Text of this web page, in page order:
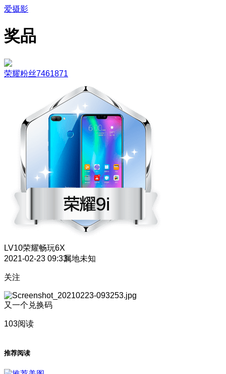
爱摄影
奖品
荣耀粉丝7461871
LV10荣耀畅玩6X
2021-02-23 09:33属地未知
关注
又一个兑换码
103阅读
推荐阅读